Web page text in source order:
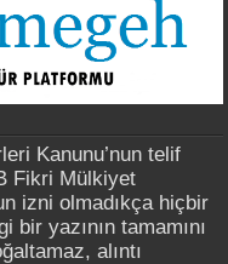
Kanunu’nun telif
Fikri Mülkiyet
izni olmadıkça hiçbir
yazının tamamını
alıntı